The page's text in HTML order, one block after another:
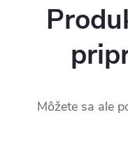
Môžete sa ale